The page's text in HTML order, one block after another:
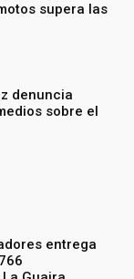
supera las
denuncia
sobre el
entrega